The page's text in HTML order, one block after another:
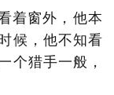
着窗外，他本
候，他不知看
个猎手一般，